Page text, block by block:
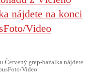
Červený grep-bazalka nájdete
Video